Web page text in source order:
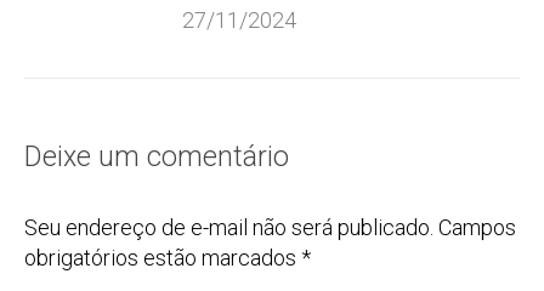
27/11/2024
Deixe um comentário
Seu endereço de e-mail não será publicado. Campos
obrigatórios estão marcados *